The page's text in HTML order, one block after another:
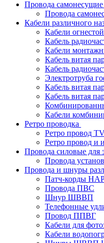
Провода
Провода
Кабели различного
Кабели
Кабель
Кабели
Кабель витая
Кабель
Электротруба
Кабель витая
Кабель витая
Кабели
Ретро проводка
Ретро провод
Ретро провод и
Провода силовые для
Провода
Провода и шнуры
Патч-корды
Провода ПВС
Шнур ШВВП
Телефонные
Провод ППВГ
Кабели для
Кабели